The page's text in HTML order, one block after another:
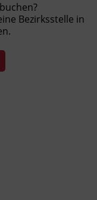
Bezirksstelle in